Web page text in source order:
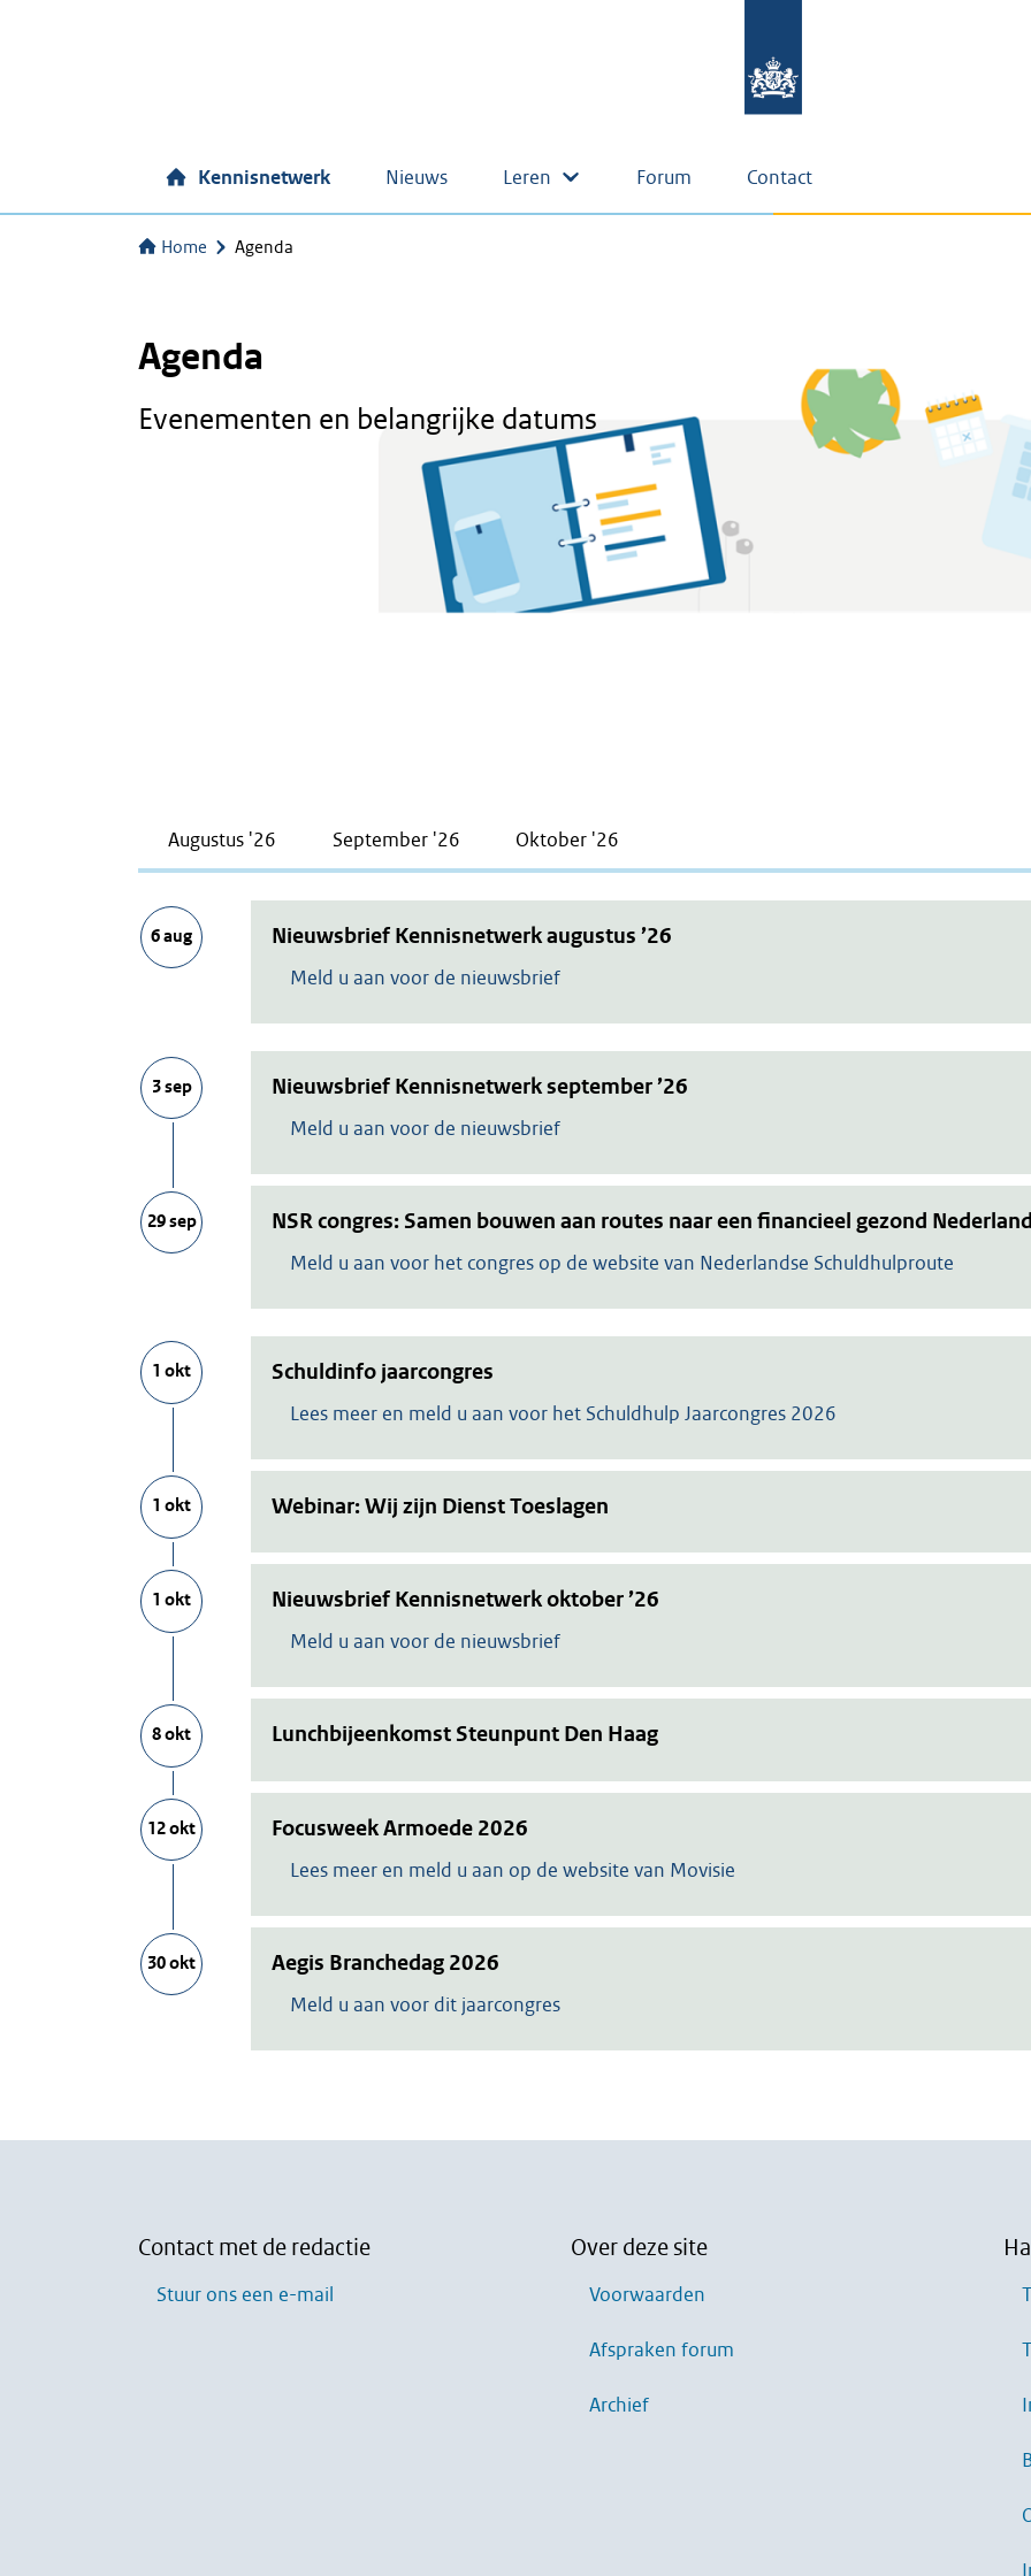
Kennisnetwerk Nieuws Leren Forum Contact
Home Agenda
Agenda
Evenementen en belangrijke datums
Augustus '26 September '26 Oktober '26
6 aug Nieuwsbrief Kennisnetwerk augustus ’26
Meld u aan voor de nieuwsbrief
3 sep Nieuwsbrief Kennisnetwerk september ’26
Meld u aan voor de nieuwsbrief
29 sep NSR congres: Samen bouwen aan routes naar een financieel gezond
Meld u aan voor het congres op de website van Nederlandse Schuldhulproute
1 okt Schuldinfo jaarcongres
Lees meer en meld u aan voor het Schuldhulp Jaarcongres 2026
1 okt Webinar: Wij zijn Dienst Toeslagen
1 okt Nieuwsbrief Kennisnetwerk oktober ’26
Meld u aan voor de nieuwsbrief
8 okt Lunchbijeenkomst Steunpunt Den Haag
12 okt Focusweek Armoede 2026
Lees meer en meld u aan op de website van Movisie
30 okt Aegis Branchedag 2026
Meld u aan voor dit jaarcongres
Contact met de redactie
Stuur ons een e-mail
Over deze site
Voorwaarden
Afspraken forum
Archief